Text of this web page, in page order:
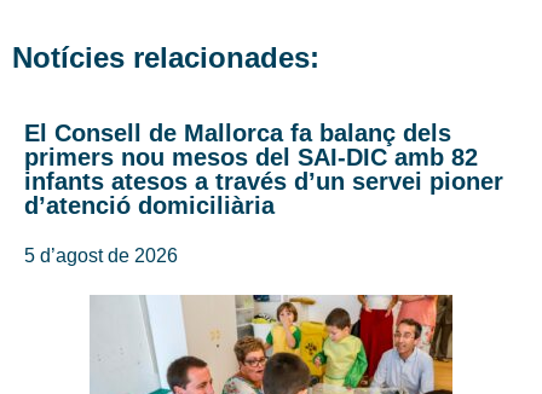
Notícies relacionades:
El Consell de Mallorca fa balanç dels
primers nou mesos del SAI-DIC amb 82
infants atesos a través d’un servei pioner
d’atenció domiciliària
5 d’agost de 2026